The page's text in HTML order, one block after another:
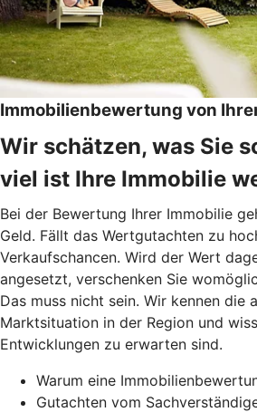
Immobilienbewertung von
Wir schätzen, was Sie
viel ist Ihre Immobilie
Bei der Bewertung Ihrer Immobilie
Geld. Fällt das Wertgutachten zu
Verkaufschancen. Wird der Wert
angesetzt, verschenken Sie
Das muss nicht sein. Wir kennen die
Marktsituation in der Region und
Entwicklungen zu erwarten sind.
Warum eine
Gutachten vom